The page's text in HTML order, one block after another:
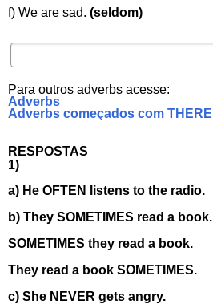
f) We are sad. (seldom)
Para outros adverbs acesse:
Adverbs
Adverbs começados com THERE
RESPOSTAS
1)
a) He OFTEN listens to the radio.
b) They SOMETIMES read a book.
SOMETIMES they read a book.
They read a book SOMETIMES.
c) She NEVER gets angry.